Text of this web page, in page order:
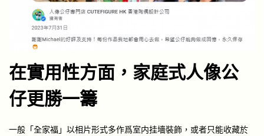
在實用性方面，家庭式人像公
仔更勝一籌
一般「全家福」以相片形式多作爲室内挂墻裝飾，或者只能收藏於